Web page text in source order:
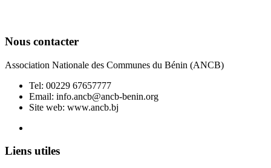
Nous contacter
Association Nationale des Communes du Bénin (ANCB)
Tel: 00229 67657777
Email: info.ancb@ancb-benin.org
Site web: www.ancb.bj
Liens utiles